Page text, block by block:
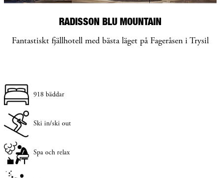
RADISSON BLU MOUNTAIN
Fantastiskt fjällhotell med bästa läget på Fageråsen i Trysil
918 bäddar
Ski in/ski out
Spa och relax